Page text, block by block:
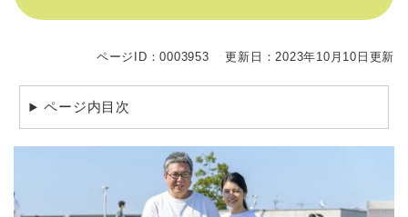
ページID：0003953 更新日：2023年10月10日更新
ページ内目次